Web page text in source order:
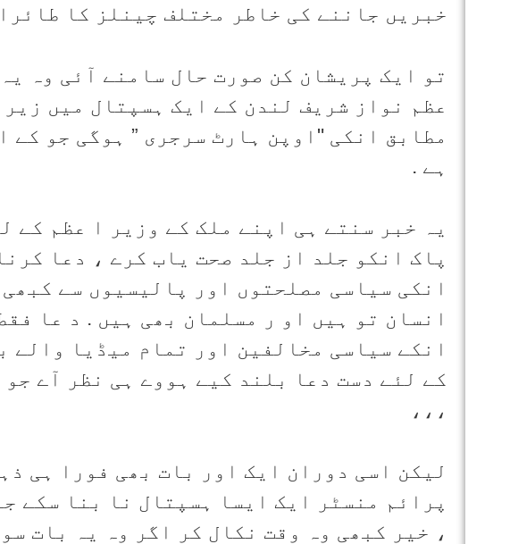
خبریں جاننے کی خاطر مختلف چینلز کا
تو ایک پریشان کن صورت حال سامنے آئی وہ
عظم نواز شریف لندن کے ایک ہسپتال میں زیر
مطابق انکی "اوپن ہارٹ سرجری ” ہوگی جو کے
ہے .
یہ خبر سنتے ہی اپنے ملک کے وزیر ا عظم کے
پاک انکو جلد از جلد صحت یاب کرے ، دعا
انکی سیاسی مصلحتوں اور پالیسیوں سے
انسان تو ہیں او ر مسلمان بھی ہیں . د عا
انکے سیاسی مخالفین اور تمام میڈیا والے
کے لئے دست دعا بلند کیے ہووے ہی نظر آے
،،،
لیکن اسی دوران ایک اور بات بھی فورا ہی
پرائم منسٹر ایک ایسا ہسپتال نا بنا سکے
، خیر کبھی وہ وقت نکال کر اگر وہ یہ بات